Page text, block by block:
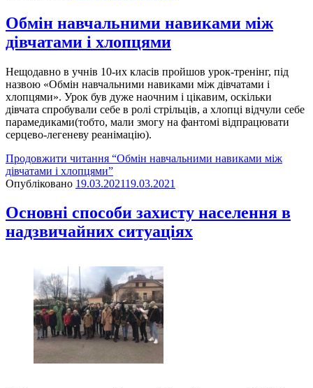
Обмін навчальними навиками між
дівчатами і хлопцями
Нещодавно в учнів 10-их класів пройшов урок-тренінг, під
назвою «Обмін навчальними навиками між дівчатами і
хлопцями». Урок був дуже наочним і цікавим, оскільки
дівчата спробували себе в ролі стрільців, а хлопці відчули себе
парамедиками(тобто, мали змогу на фантомі відпрацювати
серцево-легеневу реанімацію).
Продовжити читання “Обмін навчальними навиками між
дівчатами і хлопцями”
Опубліковано 19.03.202119.03.2021
Основні способи захисту населення в
надзвичайних ситуаціях